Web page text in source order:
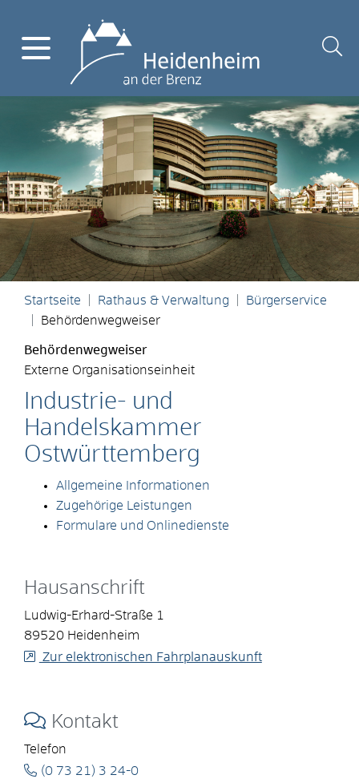
Startseite Rathaus & Verwaltung
Bürgerservice
Behördenwegweiser
Behördenwegweiser
Externe Organisationseinheit
Industrie- und
Handelskammer
Ostwürttemberg
Allgemeine Informationen
Zugehörige Leistungen
Formulare und Onlinedienste
Hausanschrift
Ludwig-Erhard-Straße 1
89520 Heidenheim
Zur elektronischen Fahrplanauskunft
Kontakt
Telefon
(0 73 21) 3 24-0